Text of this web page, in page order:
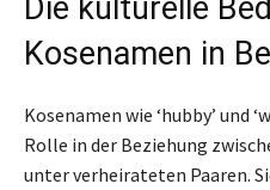
Die kulturelle
Kosenamen in
Kosenamen wie ‘hubby’ und
Rolle in der Beziehung
unter verheirateten Paaren.